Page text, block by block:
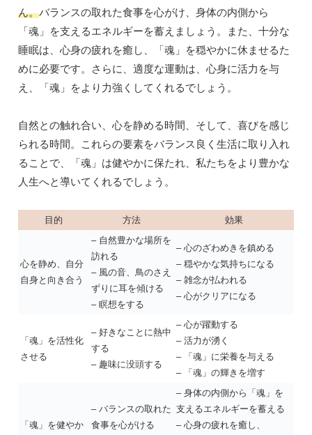
ん。バランスの取れた食事を心がけ、身体の内側から
「魂」を支えるエネルギーを蓄えましょう。また、十分な
睡眠は、心身の疲れを癒し、「魂」を穏やかに休ませるた
めに必要です。さらに、適度な運動は、心身に活力を与
え、「魂」をより力強くしてくれるでしょう。
自然との触れ合い、心を静める時間、そして、喜びを感じ
られる時間。これらの要素をバランス良く生活に取り入れ
ることで、「魂」は健やかに保たれ、私たちをより豊かな
人生へと導いてくれるでしょう。
目的 方法 効果
心を静め、自分
自身と向き合う
– 自然豊かな場所を
訪れる
– 風の音、鳥のさえ
ずりに耳を傾ける
– 瞑想をする
– 心のざわめきを鎮める
– 穏やかな気持ちになる
– 雑念が払われる
– 心がクリアになる
「魂」を活性化
させる
– 好きなことに熱中
する
– 趣味に没頭する
– 心が躍動する
– 活力が湧く
– 「魂」に栄養を与える
– 「魂」の輝きを増す
「魂」を健やか
– バランスの取れた
食事を心がける
– 身体の内側から「魂」を
支えるエネルギーを蓄える
– 心身の疲れを癒し、